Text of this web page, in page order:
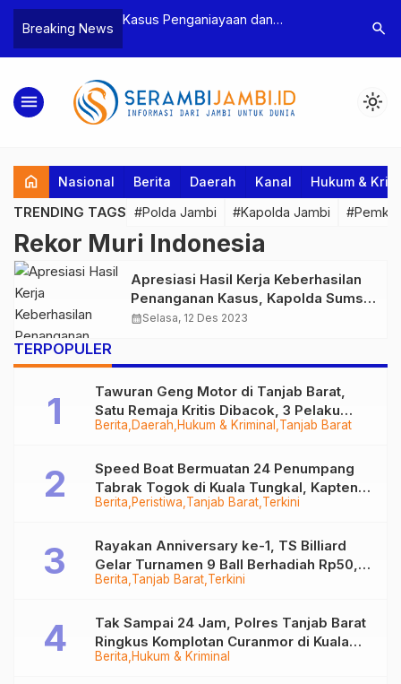
Breaking News
Bea Cukai
Pelaku beserta
dan 146 Gram
Kasus Penganiayaan dan
Tebo Tetapkan Dua Tersangka
Polres
Dua
search
menu light_mode
home Nasional Berita Daerah Kanal Hukum &
TRENDING TAGS #Polda Jambi #Kapolda Jambi
Rekor Muri Indonesia
Apresiasi Hasil Kerja Keberhasilan
Penanganan Kasus, Kapolda Sumsel
Dihadiahi 5 Rekor Muri Indonesia
calendar_monthSelasa, 12 Des 2023
TERPOPULER
Berita Daerah Hukum & Kriminal Tanjab Barat
Tawuran Geng Motor di Tanjab Barat,
Satu Remaja Kritis Dibacok, 3 Pelaku
Ditangkap
Berita Peristiwa Tanjab Barat Terkini
Speed Boat Bermuatan 24 Penumpang
Tabrak Togok di Kuala Tungkal, Kapten
Sempat Hilang
Berita Tanjab Barat Terkini
Rayakan Anniversary ke-1, TS Billiard
Gelar Turnamen 9 Ball Berhadiah Rp50,8
Juta
Berita Hukum & Kriminal
Tak Sampai 24 Jam, Polres Tanjab Barat
Ringkus Komplotan Curanmor di Kuala
Tungkal